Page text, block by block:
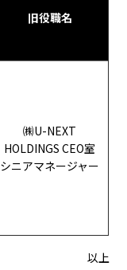
旧役職名
㈱U-NEXT
HOLDINGS CEO室
シニアマネージャー
以上